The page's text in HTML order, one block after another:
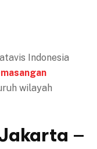
Indonesia
wilayah
–